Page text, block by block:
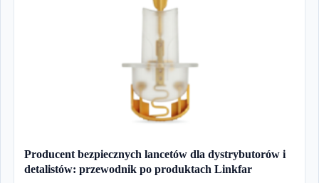
Producent bezpiecznych lancetów dla dystrybutorów i
detalistów: przewodnik po produktach Linkfar